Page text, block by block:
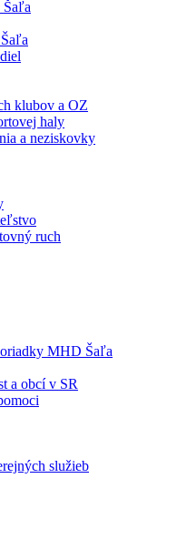
Šaľa
klubov a OZ
haly
a neziskovky
ruch
MHD Šaľa
a obcí v SR
služieb